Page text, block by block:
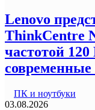
Lenovo
ThinkCentre
частотой
ПК и ноутбуки
03.08.2026